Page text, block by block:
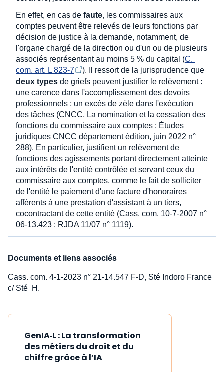
En effet, en cas de faute, les commissaires aux
comptes peuvent être relevés de leurs fonctions par
décision de justice à la demande, notamment, de
l'organe chargé de la direction ou d'un ou de plusieurs
associés représentant au moins 5 % du capital (C.
com. art. L 823-7
). Il ressort de la jurisprudence que
deux types de griefs peuvent justifier le relèvement :
une carence dans l'accomplissement des devoirs
professionnels ; un excès de zèle dans l'exécution
des tâches (CNCC, La nomination et la cessation des
fonctions du commissaire aux comptes : Études
juridiques CNCC département édition, juin 2022 n°
288). En particulier, justifient un relèvement de
fonctions des agissements portant directement atteinte
aux intérêts de l'entité contrôlée et servant ceux du
commissaire aux comptes, comme le fait de solliciter
de l'entité le paiement d'une facture d'honoraires
afférents à une prestation d'assistant à un tiers,
cocontractant de cette entité (Cass. com. 10-7-2007 n°
06-13.423 : RJDA 11/07 n° 1119).
Documents et liens associés
Cass. com. 4-1-2023 n° 21-14.547 F-D, Sté Indoro France
c/ Sté H.
GenIA‑L : La transformation
des métiers du droit et du
chiffre grâce à l’IA